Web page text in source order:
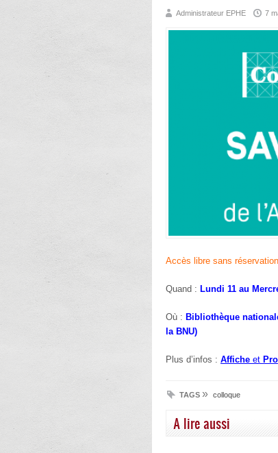
Administrateur EPHE 7
Accès libre sans
Quand : Lundi 11 au
Où : Bibliothèque
la BNU)
Plus d’infos : Affiche et
TAGS » colloque
A lire aussi